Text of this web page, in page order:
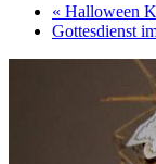
« Halloween
Gottesdienst